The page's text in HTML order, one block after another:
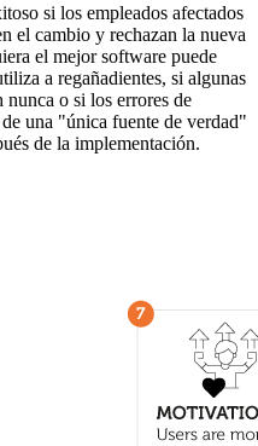
si los empleados afectados
el cambio y rechazan la nueva
el mejor software puede
a regañadientes, si algunas
o si los errores de
una "única fuente de verdad"
de la implementación.